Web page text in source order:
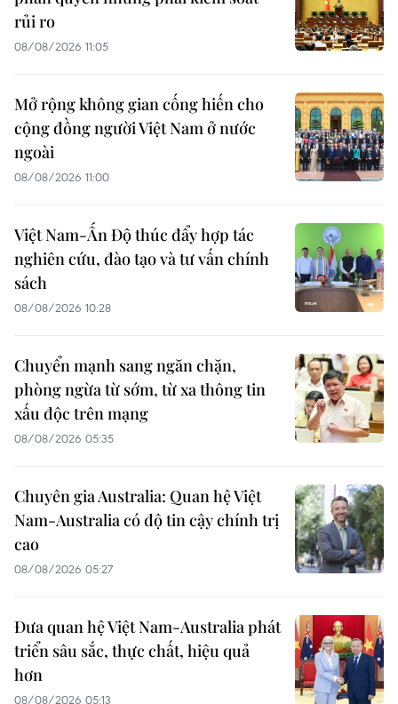
rủi ro
08/08/2026 11:05
Mở rộng không gian cống hiến cho
cộng đồng người Việt Nam ở nước
ngoài
08/08/2026 11:00
Việt Nam-Ấn Độ thúc đẩy hợp tác
nghiên cứu, đào tạo và tư vấn chính
sách
08/08/2026 10:28
Chuyển mạnh sang ngăn chặn,
phòng ngừa từ sớm, từ xa thông tin
xấu độc trên mạng
08/08/2026 05:35
Chuyên gia Australia: Quan hệ Việt
Nam-Australia có độ tin cậy chính trị
cao
08/08/2026 05:27
Đưa quan hệ Việt Nam-Australia phát
triển sâu sắc, thực chất, hiệu quả
hơn
08/08/2026 05:13